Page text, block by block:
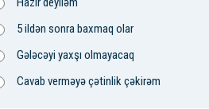
5 ildən sonra baxmaq olar
Gələcəyi yaxşı olmayacaq
Cavab verməyə çətinlik çəkirəm